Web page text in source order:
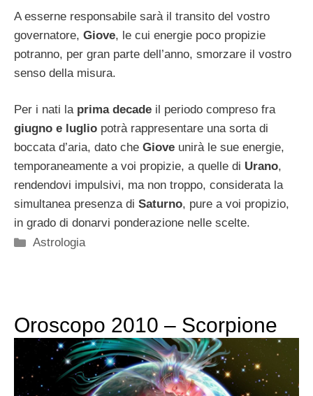
A esserne responsabile sarà il transito del vostro
governatore, Giove, le cui energie poco propizie
potranno, per gran parte dell’anno, smorzare il vostro
senso della misura.
Per i nati la prima decade il periodo compreso fra
giugno e luglio potrà rappresentare una sorta di
boccata d’aria, dato che Giove unirà le sue energie,
temporaneamente a voi propizie, a quelle di Urano,
rendendovi impulsivi, ma non troppo, considerata la
simultanea presenza di Saturno, pure a voi propizio,
in grado di donarvi ponderazione nelle scelte.
Categorie
Astrologia
Oroscopo 2010 – Scorpione